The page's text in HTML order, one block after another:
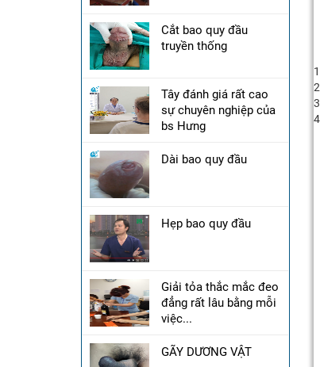
Cắt bao quy đầu
truyền thống
Tây đánh giá rất cao
sự chuyên nghiệp của
bs Hưng
Dài bao quy đầu
Hẹp bao quy đầu
Giải tỏa thắc mắc đeo
đẳng rất lâu bằng mỗi
việc...
GÃY DƯƠNG VẬT